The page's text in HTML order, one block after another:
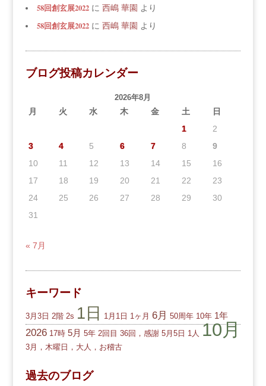
58回創玄展2022に 西嶋 華園 より
58回創玄展2022に 西嶋 華園 より
ブログ投稿カレンダー
2026年8月
月 火 水 木 金 土
日
1
2
3
4 5 6 7 8
9
10
11 12 13 14 15
16
17
18 19 20 21 22
23
24
25 26 27 28 29
30
31
« 7月
キーワード
3月3日 2階 2s 1日 1月1日 1ヶ月 6月 50周年 10年 1年
2026 17時 5月 5年 2回目 36回，感謝 5月5日 1人 10月
3月，木曜日，大人，お稽古
過去のブログ